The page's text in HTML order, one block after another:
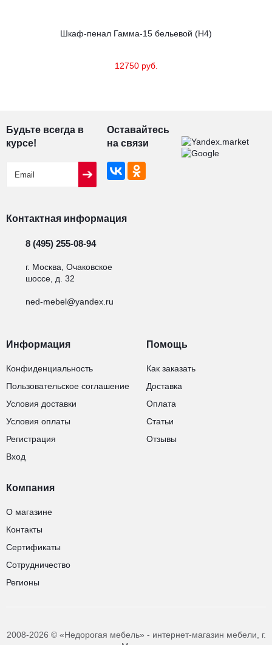
Шкаф-пенал Гамма-15 бельевой (Н4)
12750 руб.
Компания
О магазине
Контакты
Сертификаты
Сотрудничество
Регионы
Информация
Конфиденциальность
Пользовательское соглашение
Условия доставки
Условия оплаты
Регистрация
Вход
Помощь
Как заказать
Доставка
Оплата
Статьи
Отзывы
Будьте всегда в
курсе!
Оставайтесь
на связи
Контактная информация
8 (495) 255-08-94
г. Москва, Очаковское
шоссе, д. 32
ned-mebel@yandex.ru
2008-2026 © «Недорогая мебель» - интернет-магазин мебели, г.